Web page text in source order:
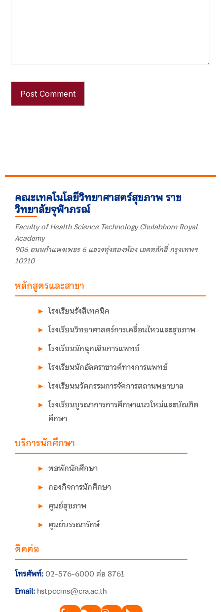
คณะเทคโนโลยีวิทยาศาสตร์สุขภาพ ราช
วิทยาลัยจุฬาภรณ์
Faculty of Health Science Technology Chulabhorn Royal
Academy
906 ถนนกำแพงเพชร 6 แขวงทุ่งสองห้อง เขตหลักสี่ กรุงเทพฯ
10210
หลักสูตรและสาขา
โรงเรียนรังสีเทคนิค
โรงเรียนวิทยาศาสตร์การเคลื่อนไหวและสุขภาพ
โรงเรียนนักฉุกเฉินการแพทย์
โรงเรียนนักอัลตราซาวด์ทางการแพทย์
โรงเรียนนวัตกรรมการจัดการสถานพยาบาล
โรงเรียนบูรณาการการศึกษาแนวใหม่และบัณฑิต
ศึกษา
บริการนักศึกษา
หอพักนักศึกษา
กองกิจการนักศึกษา
ศูนย์สุขภาพ
ศูนย์บรรณารักษ์
ติดต่อ
โทรศัพท์:02-576-6000 ต่อ 8761
Email: hstpccms@cra.ac.th